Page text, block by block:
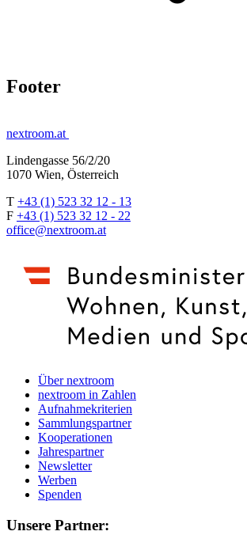
Footer
nextroom.at
Lindengasse 56/2/20
1070 Wien, Österreich
T +43 (1) 523 32 12 - 13
F +43 (1) 523 32 12 - 22
office@nextroom.at
Über nextroom
nextroom in Zahlen
Aufnahmekriterien
Sammlungspartner
Kooperationen
Jahrespartner
Newsletter
Werben
Spenden
Unsere Partner: